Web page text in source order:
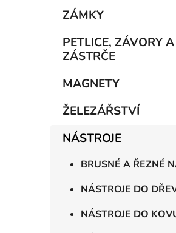
ZÁMKY
PETLICE, ZÁVORY A
ZÁSTRČE
MAGNETY
ŽELEZÁŘSTVÍ
NÁSTROJE
BRUSNÉ A ŘEZNÉ
NÁSTROJE DO
NÁSTROJE DO